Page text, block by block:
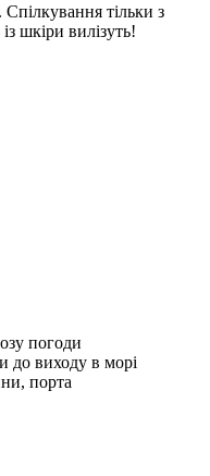
Спілкування тільки з
шкіри вилізуть!
погоди
до виходу в морі
порта